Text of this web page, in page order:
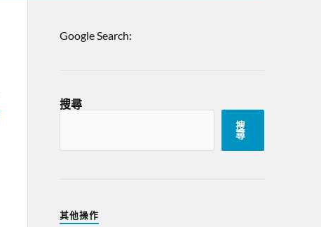
Google Search:
搜尋
搜
尋
其他操作